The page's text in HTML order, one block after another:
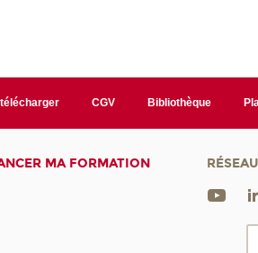
CGV Bibliothèque
MA FORMATION